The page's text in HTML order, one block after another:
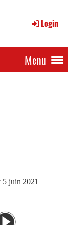
Login
Menu